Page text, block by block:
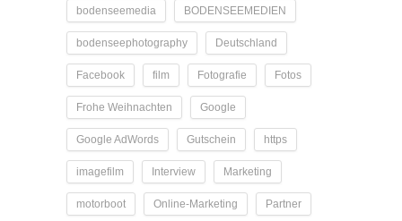
bodenseemedia BODENSEEMEDIEN
bodenseephotography Deutschland
Facebook film Fotografie Fotos
Frohe Weihnachten Google
Google AdWords Gutschein https
imagefilm Interview Marketing
motorboot Online-Marketing Partner